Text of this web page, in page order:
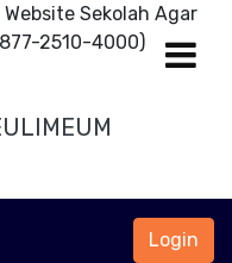
Sekolah Agar
2510-4000)
Login